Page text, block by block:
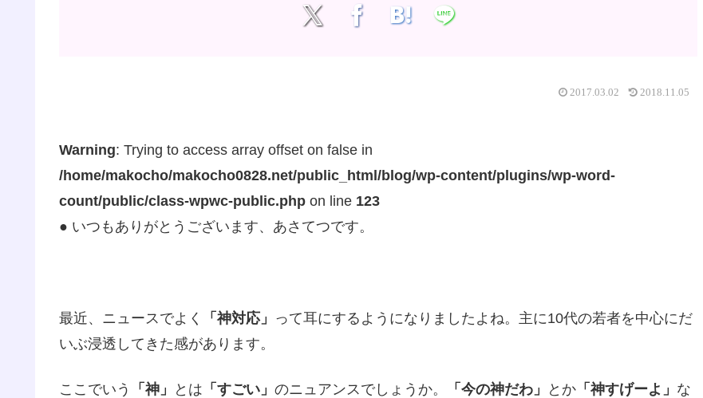
2017.03.02 2018.11.05
Warning: Trying to access array offset on false in
/home/makocho/makocho0828.net/public_html/blog/wp-content/plugins/wp-word-
count/public/class-wpwc-public.php on line 123
● いつもありがとうございます、あさてつです。
最近、ニュースでよく 「神対応」 って耳にするようになりましたよね。主に10代の若者を中心にだ
いぶ浸透してきた感があります。
ここでいう 「神」 とは 「すごい」 のニュアンスでしょうか。 「今の神だわ」 とか 「神すげーよ」 な